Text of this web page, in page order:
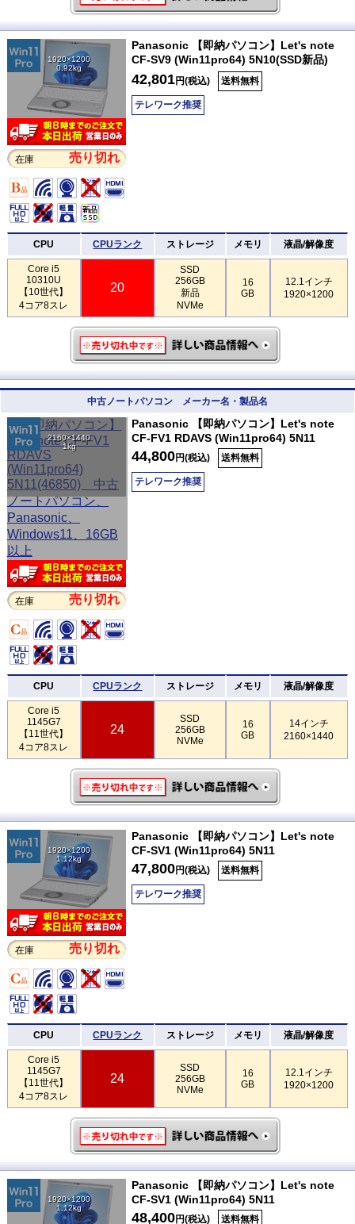
1920×1200
0.92kg
在庫 売り切れ
Panasonic 【即納パソコン】Let's note
CF-SV9 (Win11pro64) 5N10(SSD新品)
42,801円(税込) 送料無料
テレワーク推奨
CPU CPUランク ストレージ メモリ 液晶/解像度
Core i5
10310U
【10世代】
4コア8スレ
20
SSD
256GB
新品
NVMe
16
GB
12.1インチ
1920×1200
中古ノートパソコン メーカー名・製品名
2160×1440
1kg
在庫 売り切れ
Panasonic 【即納パソコン】Let's note
CF-FV1 RDAVS (Win11pro64) 5N11
44,800円(税込) 送料無料
テレワーク推奨
CPU CPUランク ストレージ メモリ 液晶/解像度
Core i5
1145G7
【11世代】
4コア8スレ
24
SSD
256GB
NVMe
16
GB
14インチ
2160×1440
1920×1200
1.12kg
在庫 売り切れ
Panasonic 【即納パソコン】Let's note
CF-SV1 (Win11pro64) 5N11
47,800円(税込) 送料無料
テレワーク推奨
CPU CPUランク ストレージ メモリ 液晶/解像度
Core i5
1145G7
【11世代】
4コア8スレ
24
SSD
256GB
NVMe
16
GB
12.1インチ
1920×1200
1920×1200
1.12kg
Panasonic 【即納パソコン】Let's note
CF-SV1 (Win11pro64) 5N11
48,400円(税込) 送料無料